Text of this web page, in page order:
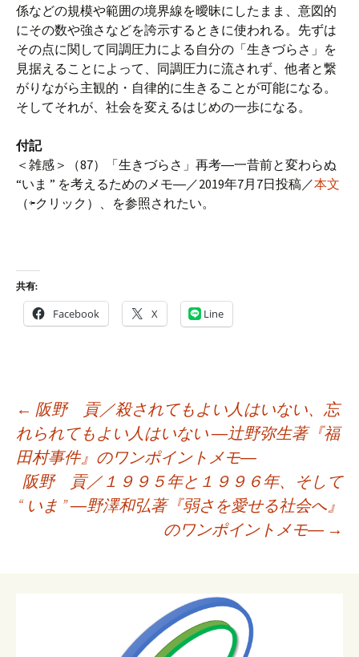
係などの規模や範囲の境界線を曖昧にしたまま、意図的
にその数や強さなどを誇示するときに使われる。先ずは
その点に関して同調圧力による自分の「生きづらさ」を
見据えることによって、同調圧力に流されず、他者と繋
がりながら主観的・自律的に生きることが可能になる。
そしてそれが、社会を変えるはじめの一歩になる。
付記
＜雑感＞（87）「生きづらさ」再考―一昔前と変わらぬ
“いま ” を考えるためのメモ―／2019年7月7日投稿／本文
（⇦クリック）、を参照されたい。
共有:
Facebook X Line
← 阪野 貢／殺されてもよい人はいない、忘
れられてもよい人はいない ―辻野弥生著『福
田村事件』のワンポイントメモ―
阪野 貢／１９９５年と１９９６年、そして
“ いま ” ―野澤和弘著『弱さを愛せる社会へ』
のワンポイントメモ― →